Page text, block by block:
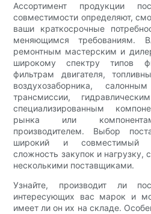
Ассортимент продукции
совместимости определяют,
ваши краткосрочные
меняющимся требованиям.
ремонтным мастерским и
широкому спектру типов
фильтрам двигателя,
воздухозаборника,
трансмиссии,
специализированным
рынка или
производителем. Выбор
широкий и совместимый
сложность закупок и нагрузку,
несколькими поставщиками.
Узнайте, производит ли
интересующих вас марок и
имеет ли он их на складе.